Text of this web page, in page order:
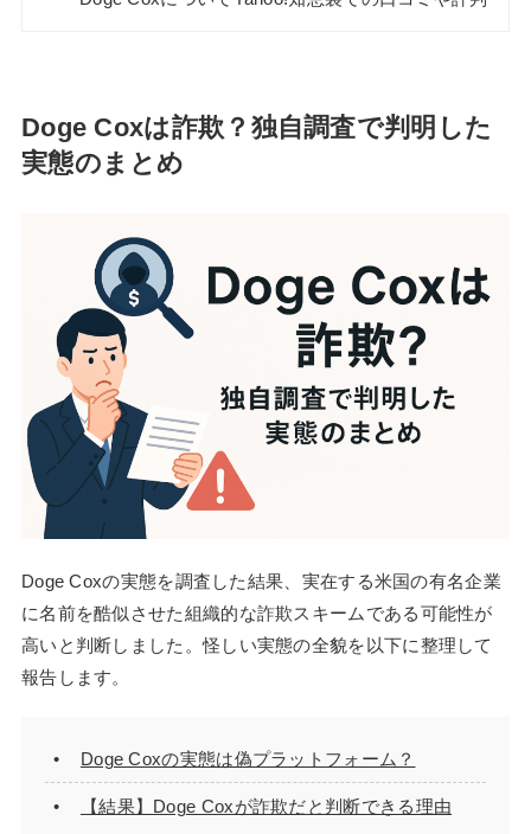
Doge Coxは詐欺？独自調査で判明した
実態のまとめ
Doge Coxの実態を調査した結果、実在する米国の有名企業
に名前を酷似させた組織的な詐欺スキームである可能性が
高いと判断しました。怪しい実態の全貌を以下に整理して
報告します。
Doge Coxの実態は偽プラットフォーム？
【結果】Doge Coxが詐欺だと判断できる理由